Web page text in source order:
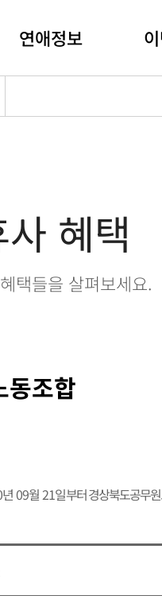
연애정보
혜택
택들을 살펴보세요.
동조합
09월 21일부터 경상북도공무